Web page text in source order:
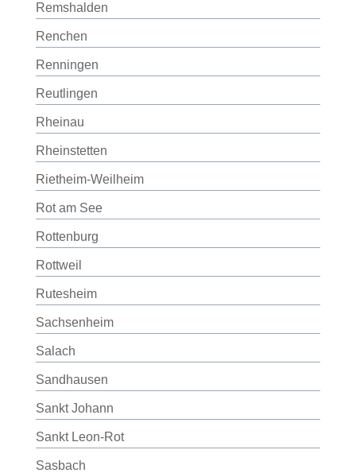
Remshalden
Renchen
Renningen
Reutlingen
Rheinau
Rheinstetten
Rietheim-Weilheim
Rot am See
Rottenburg
Rottweil
Rutesheim
Sachsenheim
Salach
Sandhausen
Sankt Johann
Sankt Leon-Rot
Sasbach